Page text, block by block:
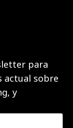
para
actual sobre
y